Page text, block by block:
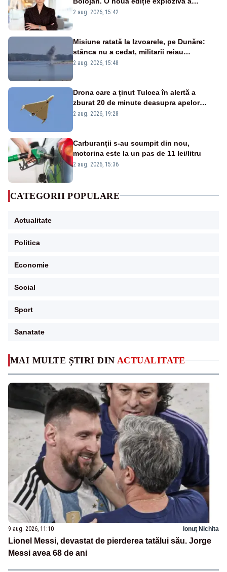
MAI MULTE ȘTIRI DIN ACTUALITATE
9 aug. 2026, 11:10 Ionuț Nichita
Lionel Messi, devastat de pierderea tatălui său. Jorge
Messi avea 68 de ani
emisiunii „Miza Zilei” la Realitatea PLUS
2 aug. 2026, 15:42
Misiune ratată la Izvoarele, pe Dunăre:
stânca nu a cedat, militarii reiau
detonările luni – VIDEO
2 aug. 2026, 15:48
Drona care a ținut Tulcea în alertă a
zburat 20 de minute deasupra apelor
României. Au fost ridicate două F-16
2 aug. 2026, 19:28
Carburanții s-au scumpit din nou,
motorina este la un pas de 11 lei/litru
2 aug. 2026, 15:36
CATEGORII POPULARE
Actualitate
Politica
Economie
Social
Sport
Sanatate